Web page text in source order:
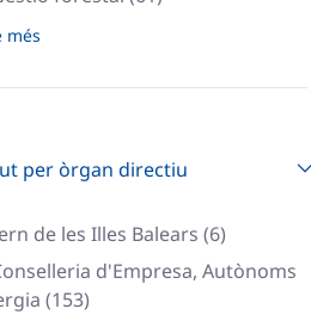
més
per òrgan directiu
de les Illes Balears (6)
d'Empresa, Autònoms
(153)